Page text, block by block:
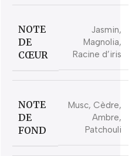
NOTE
DE
CŒUR
Jasmin,
Magnolia,
Racine d’iris
NOTE
DE
FOND
Musc, Cèdre,
Ambre,
Patchouli